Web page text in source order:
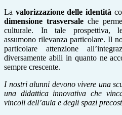
La valorizzazione delle identità
dimensione trasversaleche
culturale. In tale prospettiva,
assumono rilevanza particolare. Il
particolare attenzione
diversamente abili in quanto ne
sempre crescente.
I nostri alunni devono vivere una
una didattica innovativa che
vincoli dell’aula e degli spazi